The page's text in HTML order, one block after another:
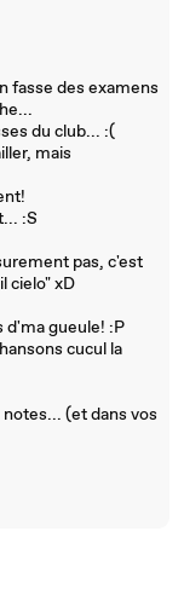
fasse des examens
du club... :(
mais
:S
pas, c'est
cielo" xD
d'ma gueule! :P
cucul la
(et dans vos